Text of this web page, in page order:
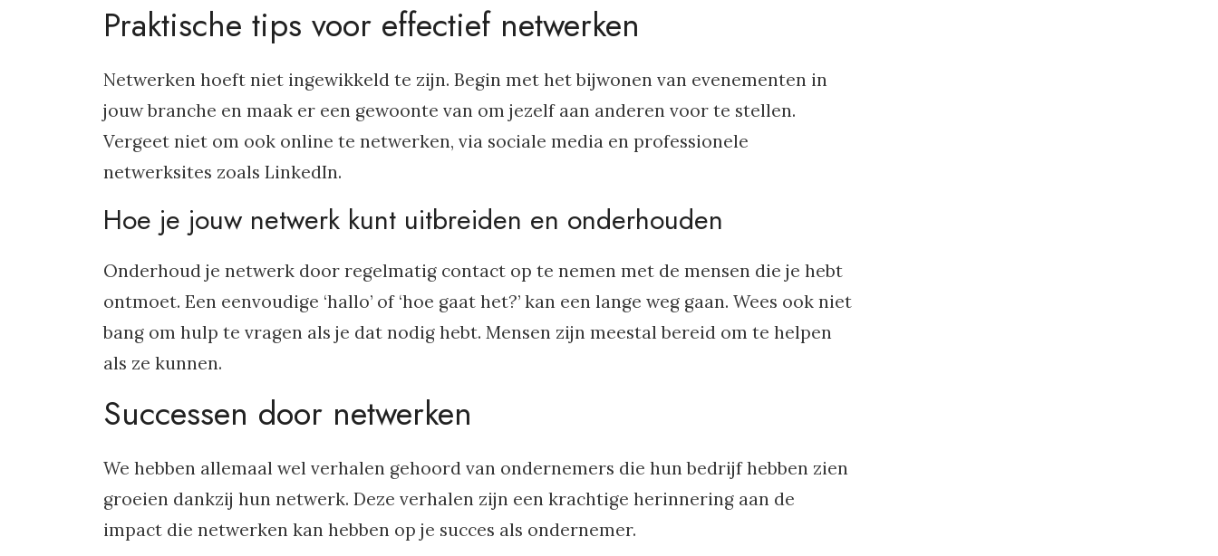
Praktische tips voor effectief netwerken
Netwerken hoeft niet ingewikkeld te zijn. Begin met het bijwonen van evenementen in
jouw branche en maak er een gewoonte van om jezelf aan anderen voor te stellen.
Vergeet niet om ook online te netwerken, via sociale media en professionele
netwerksites zoals LinkedIn.
Hoe je jouw netwerk kunt uitbreiden en onderhouden
Onderhoud je netwerk door regelmatig contact op te nemen met de mensen die je hebt
ontmoet. Een eenvoudige ‘hallo’ of ‘hoe gaat het?’ kan een lange weg gaan. Wees ook niet
bang om hulp te vragen als je dat nodig hebt. Mensen zijn meestal bereid om te helpen
als ze kunnen.
Successen door netwerken
We hebben allemaal wel verhalen gehoord van ondernemers die hun bedrijf hebben zien
groeien dankzij hun netwerk. Deze verhalen zijn een krachtige herinnering aan de
impact die netwerken kan hebben op je succes als ondernemer.